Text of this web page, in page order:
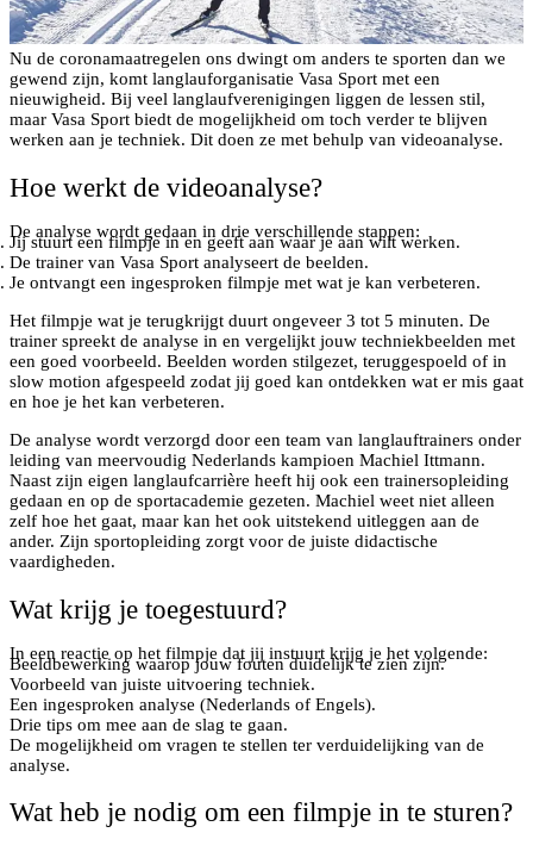
Nu de coronamaatregelen ons dwingt om anders te sporten dan we
gewend zijn, komt langlauforganisatie Vasa Sport met een
nieuwigheid. Bij veel langlaufverenigingen liggen de lessen stil,
maar Vasa Sport biedt de mogelijkheid om toch verder te blijven
werken aan je techniek. Dit doen ze met behulp van videoanalyse.
Hoe werkt de videoanalyse?
De analyse wordt gedaan in drie verschillende stappen:
Jij stuurt een filmpje in en geeft aan waar je aan wilt werken.
De trainer van Vasa Sport analyseert de beelden.
Je ontvangt een ingesproken filmpje met wat je kan verbeteren.
Het filmpje wat je terugkrijgt duurt ongeveer 3 tot 5 minuten. De
trainer spreekt de analyse in en vergelijkt jouw techniekbeelden met
een goed voorbeeld. Beelden worden stilgezet, teruggespoeld of in
slow motion afgespeeld zodat jij goed kan ontdekken wat er mis gaat
en hoe je het kan verbeteren.
De analyse wordt verzorgd door een team van langlauftrainers onder
leiding van meervoudig Nederlands kampioen Machiel Ittmann.
Naast zijn eigen langlaufcarrière heeft hij ook een trainersopleiding
gedaan en op de sportacademie gezeten. Machiel weet niet alleen
zelf hoe het gaat, maar kan het ook uitstekend uitleggen aan de
ander. Zijn sportopleiding zorgt voor de juiste didactische
vaardigheden.
Wat krijg je toegestuurd?
In een reactie op het filmpje dat jij instuurt krijg je het volgende:
Beeldbewerking waarop jouw fouten duidelijk te zien zijn.
Voorbeeld van juiste uitvoering techniek.
Een ingesproken analyse (Nederlands of Engels).
Drie tips om mee aan de slag te gaan.
De mogelijkheid om vragen te stellen ter verduidelijking van de
analyse.
Wat heb je nodig om een filmpje in te sturen?